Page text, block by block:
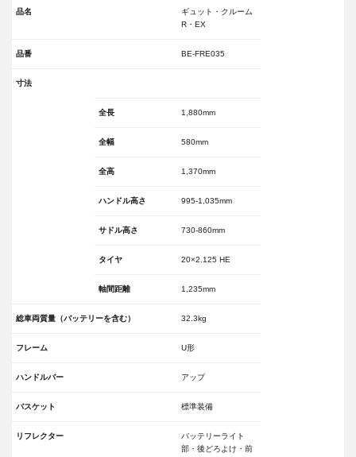
品名
ギュット・クルーム
R・EX
品番 BE-FRE035
寸法
全長 1,880mm
全幅 580mm
全高 1,370mm
ハンドル高さ 995-1,035mm
サドル高さ 730-860mm
タイヤ 20×2.125 HE
軸間距離 1,235mm
総車両質量（バッテリーを含む） 32.3kg
フレーム U形
ハンドルバー アップ
バスケット 標準装備
リフレクター
バッテリーライト
部・後どろよけ・前